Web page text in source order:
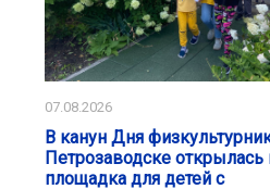
07.08.2026
В канун Дня
Петрозаводске открылась
площадка для детей с